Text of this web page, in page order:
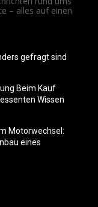
– alles auf einen
gefragt sind
Beim Kauf
Wissen
Motorwechsel:
eines